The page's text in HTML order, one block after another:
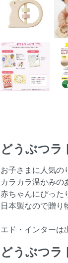
どうぶつラ
お子さまに人気の
カラカラ温かみの
赤ちゃんにぴった
日本製なので贈り
エド・インターは
どうぶつラ